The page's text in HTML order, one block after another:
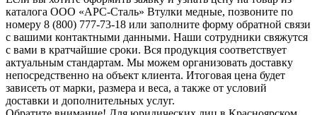
каталога ООО «АРС-Сталь» Втулки медные, позвоните по
номеру 8 (800) 777-73-18 или заполните форму обратной связи
с вашими контактными данными. Наши сотрудники свяжутся
с вами в кратчайшие сроки. Вся продукция соответствует
актуальным стандартам. Мы можем организовать доставку
непосредственно на объект клиента. Итоговая цена будет
зависеть от марки, размера и веса, а также от условий
доставки и дополнительных услуг.